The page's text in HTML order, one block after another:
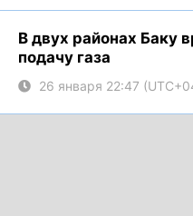
В двух районах Баку
подачу газа
26 января 22:47